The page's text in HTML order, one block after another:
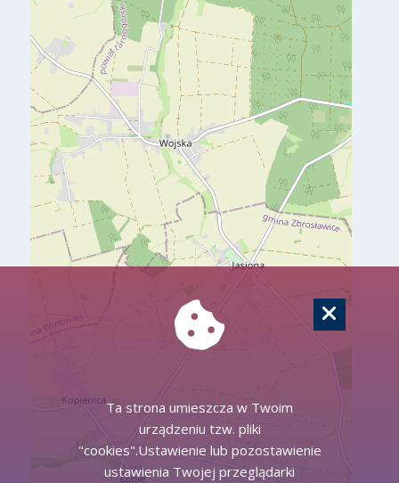
Ta strona umieszcza w Twoim
urządzeniu tzw. pliki
"cookies".Ustawienie lub pozostawienie
ustawienia Twojej przeglądarki